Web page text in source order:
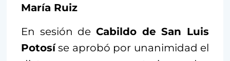
María Ruiz
En sesión de Cabildo de San Luis
Potosíse aprobó por unanimidad el